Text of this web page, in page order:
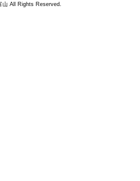
All Rights Reserved.